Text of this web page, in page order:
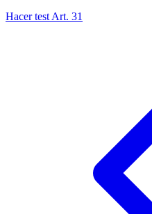
Hacer test Art. 31